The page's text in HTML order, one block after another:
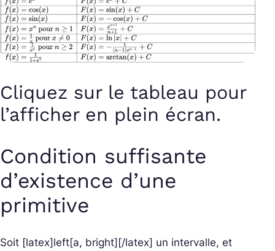
Cliquez sur le tableau pour
l’afficher en plein écran.
Condition suffisante
d’existence d’une
primitive
Soit [latex]left[a, bright][/latex] un intervalle, et